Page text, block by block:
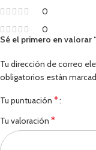
0
0
Sé el primero en valorar
Tu dirección de correo
obligatorios están
Tu puntuación *
Tu valoración *